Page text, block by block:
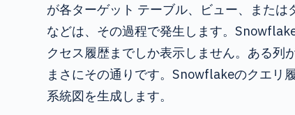
が各ターゲット テーブル、ビュー、または
などは、その過程で発生します。
クセス履歴までしか表示しません。ある列
まさにその通りです。Snowflakeのクエリ
系統図を生成します。